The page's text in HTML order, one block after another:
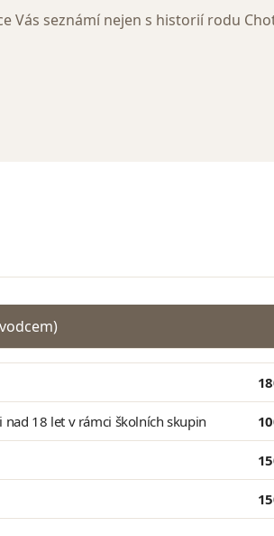
Vás seznámí nejen s historií rodu
18 let v rámci školních skupin